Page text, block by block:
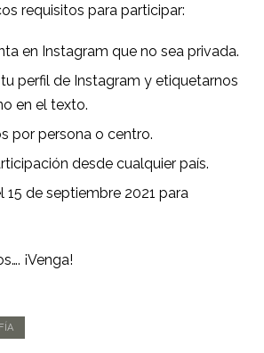
requisitos para participar:
en Instagram que no sea privada.
perfil de Instagram y etiquetarnos
en el texto.
por persona o centro.
desde cualquier país.
15 de septiembre 2021 para
¡Venga!